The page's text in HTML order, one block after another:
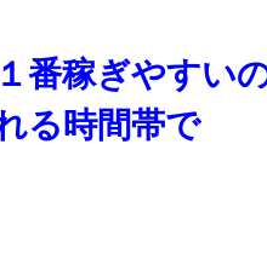
１番稼ぎやすい
る時間帯で